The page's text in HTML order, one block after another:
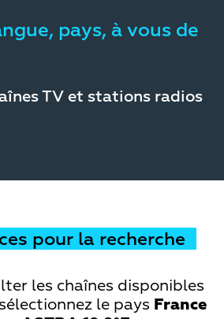
pays, à vous de
TV et stations radios
pour la recherche
les chaînes disponibles
le pays France